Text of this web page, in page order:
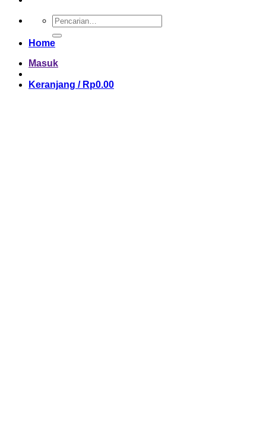
Pencarian
untuk:
Home
Masuk
Keranjang / Rp0.00